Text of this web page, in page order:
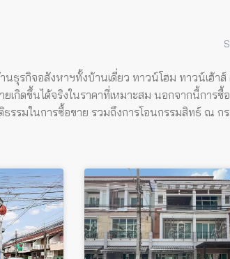
กิจอสังหาฯทั้งบ้านเดี่ยว ทาวน์โฮม ทาวน์เฮ้าส์
เกิดขึ้นได้จริงในราคาที่เหมาะสม นอกจากนี้กา
ธรรมในการซื้อขาย รวมถึงการโอนกรรมสิทธ์ ณ